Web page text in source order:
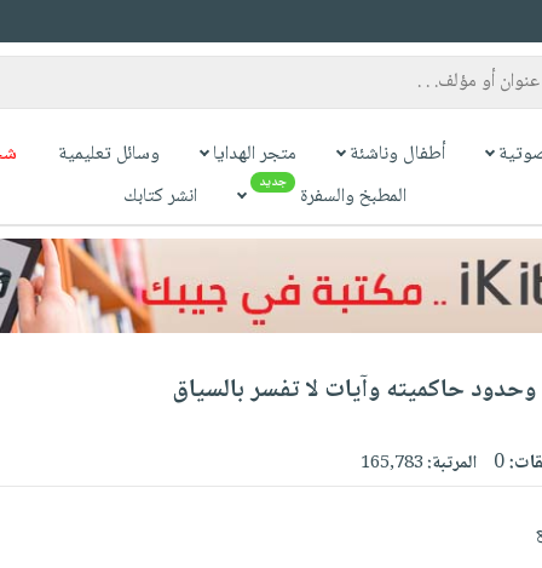
أطفال وناشئة متجر الهدايا وسائل تعليمية
المطبخ والسفرة
جديد انشر كتابك
حاكميته وآيات لا تفسر بالسياق
0 المرتبة:165,783